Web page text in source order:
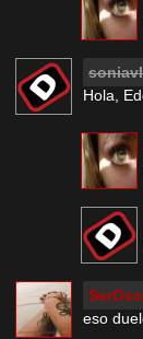
Hola,
eso